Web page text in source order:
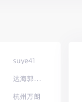
suye41
达海郭晓锋
杭州万朗